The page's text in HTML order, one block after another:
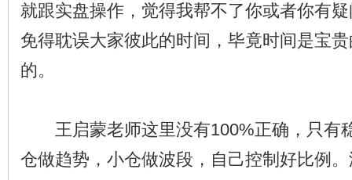
就跟实盘操作，觉得我帮不了你或者你有
免得耽误大家彼此的时间，毕竟时间是宝
的。
王启蒙老师这里没有100%正确，只有
仓做趋势，小仓做波段，自己控制好比例